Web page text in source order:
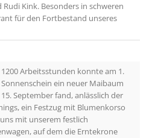
Kink. Besonders in schweren
für den Fortbestand unseres
Arbeitsstunden konnte am 1.
ein neuer Maibaum
September fand, anlässlich der
ein Festzug mit Blumenkorso
mit unserem festlich
auf dem die Erntekrone